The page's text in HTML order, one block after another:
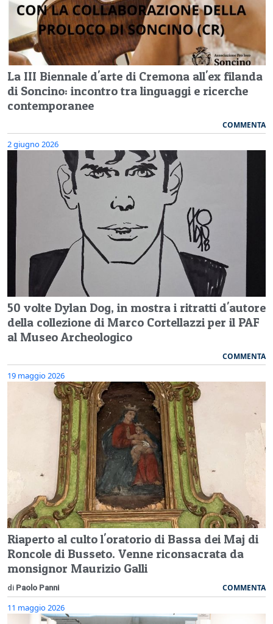
La III Biennale d'arte di Cremona all'ex filanda
di Soncino: incontro tra linguaggi e ricerche
contemporanee
COMMENTA
2 giugno 2026
50 volte Dylan Dog, in mostra i ritratti d'autore
della collezione di Marco Cortellazzi per il PAF
al Museo Archeologico
COMMENTA
19 maggio 2026
Riaperto al culto l'oratorio di Bassa dei Maj di
Roncole di Busseto. Venne riconsacrata da
monsignor Maurizio Galli
di Paolo Panni COMMENTA
11 maggio 2026